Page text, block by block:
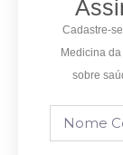
Cadastre-
Medicina
sobre